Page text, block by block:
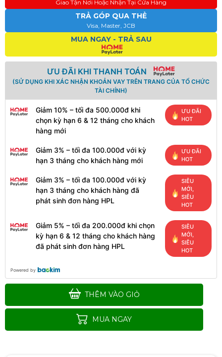
Giao Tận Nơi Hoặc Nhận Tại Cửa Hàng
TRẢ GÓP QUA THẺ
Visa, Master, JCB
MUA NGAY - TRẢ SAU
ƯU ĐÃI KHI THANH TOÁN
(SỬ DỤNG KHI XÁC NHẬN KHOẢN VAY TRÊN TRANG CỦA TỔ CHỨC
TÀI CHÍNH)
Giảm 10% – tối đa 500.000đ khi
chọn kỳ hạn 6 & 12 tháng cho khách
hàng mới
ƯU ĐÃI
HOT
Giảm 3% – tối đa 100.000đ với kỳ
hạn 3 tháng cho khách hàng mới
ƯU ĐÃI
HOT
Giảm 3% – tối đa 100.000đ với kỳ
hạn 3 tháng cho khách hàng đã
phát sinh đơn hàng HPL
SIÊU
MỚI,
SIÊU
HOT
Giảm 5% – tối đa 200.000đ khi chọn
kỳ hạn 6 & 12 tháng cho khách hàng
đã phát sinh đơn hàng HPL
SIÊU
MỚI,
SIÊU
HOT
Powered by
THÊM VÀO GIỎ
MUA NGAY